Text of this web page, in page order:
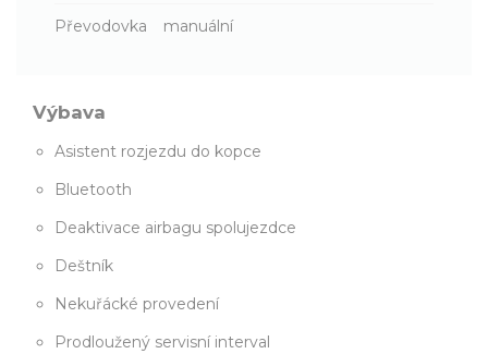
Převodovka manuální
Výbava
Asistent rozjezdu do kopce
Bluetooth
Deaktivace airbagu spolujezdce
Deštník
Nekuřácké provedení
Prodloužený servisní interval